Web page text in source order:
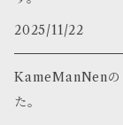
2025/11/22
KameManNenの
た。